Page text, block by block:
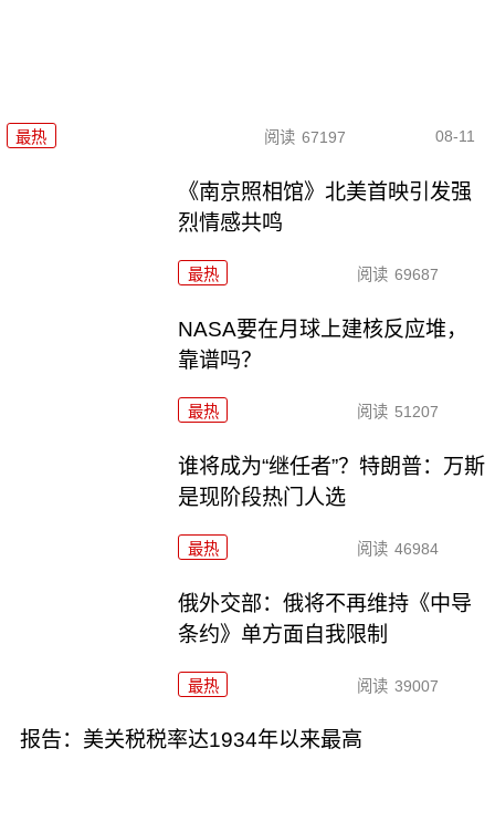
最热 阅读 67197 08-11
《南京照相馆》北美首映引发强
烈情感共鸣
最热 阅读 69687
NASA要在月球上建核反应堆，
靠谱吗？
最热 阅读 51207
谁将成为“继任者”？特朗普：万斯
是现阶段热门人选
最热 阅读 46984
俄外交部：俄将不再维持《中导
条约》单方面自我限制
最热 阅读 39007
报告：美关税税率达1934年以来最高